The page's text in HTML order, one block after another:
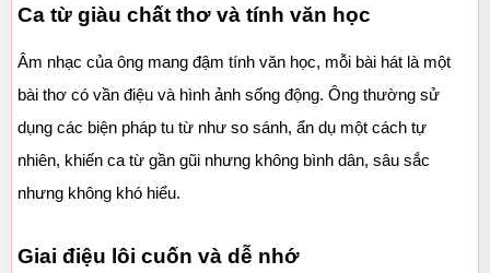
Ca từ giàu chất thơ và tính văn học
Âm nhạc của ông mang đậm tính văn học, mỗi bài hát là một
bài thơ có vần điệu và hình ảnh sống động. Ông thường sử
dụng các biện pháp tu từ như so sánh, ẩn dụ một cách tự
nhiên, khiến ca từ gần gũi nhưng không bình dân, sâu sắc
nhưng không khó hiểu.
Giai điệu lôi cuốn và dễ nhớ